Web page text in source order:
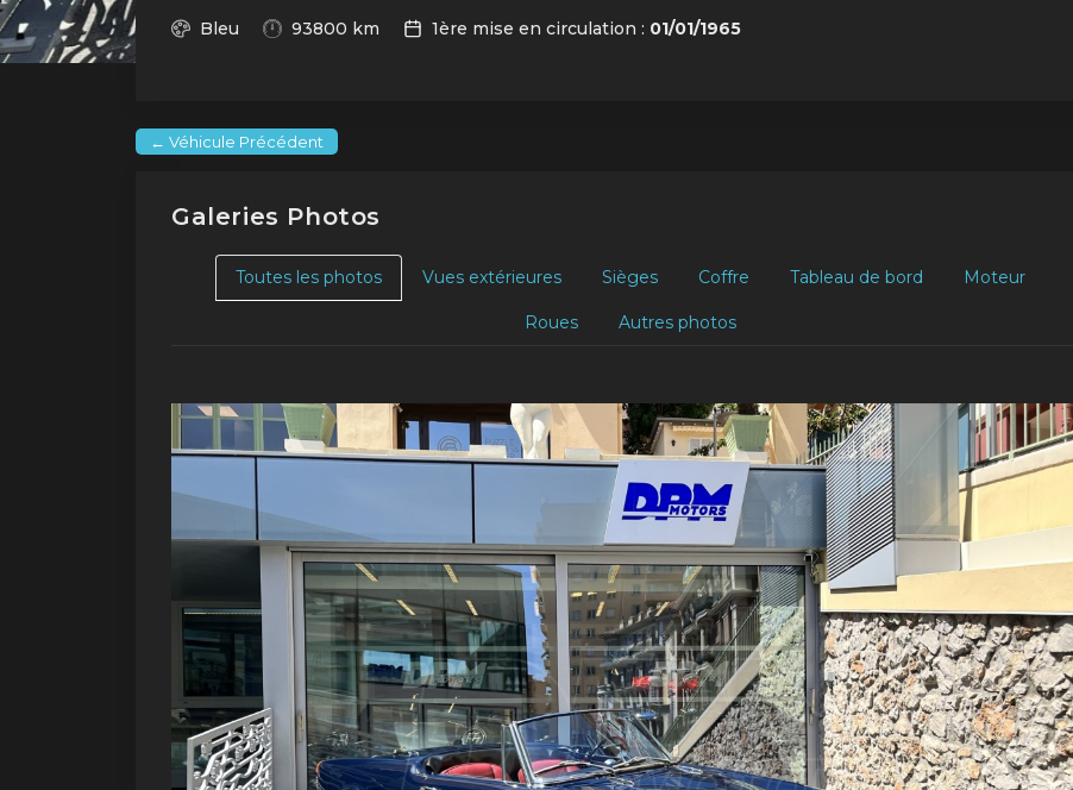
Bleu 93800 km 1ère mise en circulation : 01/01/1965
← Véhicule Précédent
Galeries Photos
Toutes les photos Vues extérieures Sièges Coffre Tableau de bord Moteur
Roues Autres photos